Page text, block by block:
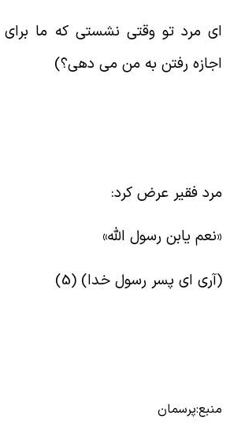
مرد تو وقتی نشستی که ما برای
رفتن به من می دهی؟)
فقیر عرض کرد:
نعم یابن رسول الله»
آری ای پسر رسول خدا) (5 )